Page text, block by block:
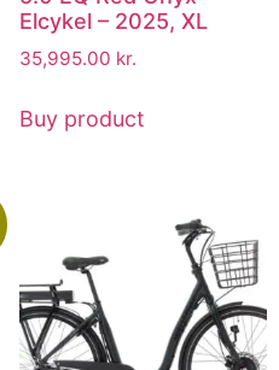
Elcykel – 2025, XL
35,995.00 kr.
Buy product